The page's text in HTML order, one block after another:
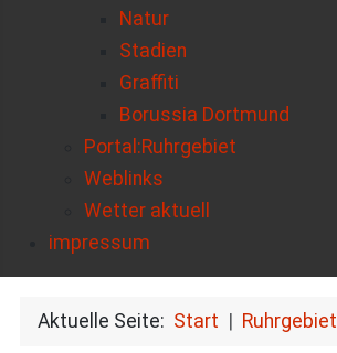
Natur
Stadien
Graffiti
Borussia Dortmund
Portal:Ruhrgebiet
Weblinks
Wetter aktuell
impressum
Aktuelle Seite: Start Ruhrgebiet